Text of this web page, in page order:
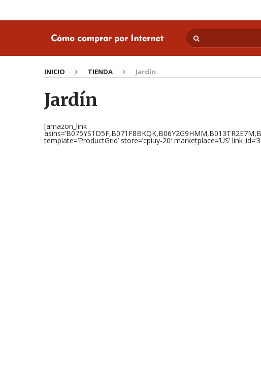
INICIO TIENDA Jardín
Jardín
[amazon_link
template=’ProductGrid’ store=’cpiuy-20′ marketplace=’US’